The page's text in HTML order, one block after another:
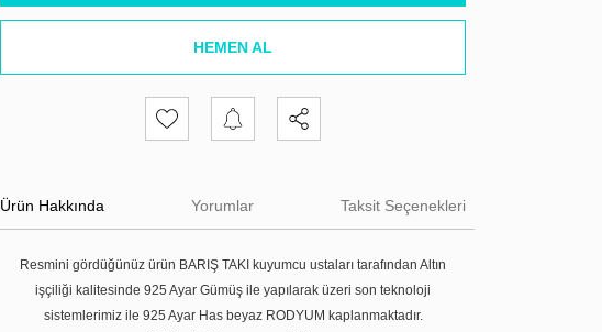
HEMEN AL
Ürün Hakkında Yorumlar Taksit Seçenekleri
Resmini gördüğünüz ürün BARIŞ TAKI kuyumcu ustaları tarafından Altın
işçiliği kalitesinde 925 Ayar Gümüş ile yapılarak üzeri son teknoloji
sistemlerimiz ile 925 Ayar Has beyaz RODYUM kaplanmaktadır.